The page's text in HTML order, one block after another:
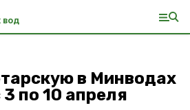
вод
в Минводах
по 10 апреля